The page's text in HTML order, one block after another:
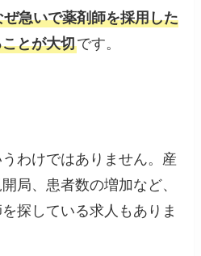
急いで薬剤師を採用した
とが大切です。
わけではありません。産
局、患者数の増加など、
探している求人もありま